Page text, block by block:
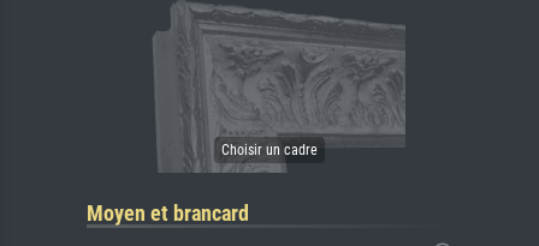
Moyen et brancard